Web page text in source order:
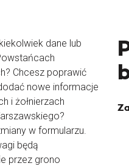
dane lub
Chcesz poprawić
nowe informacje
i żołnierzach
w formularzu.
będą
przez grono